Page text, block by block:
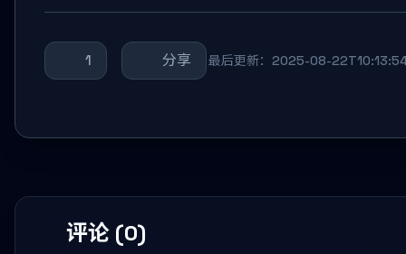
1 分享 最后更新：2025-08-
评论 (0)